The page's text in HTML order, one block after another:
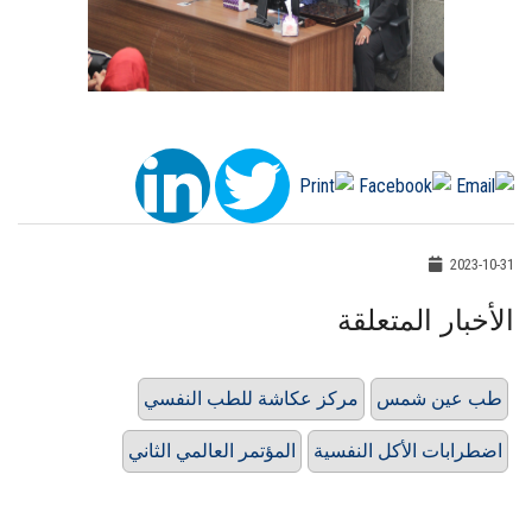
2023-10-31
الأخبار المتعلقة
مركز عكاشة للطب النفسي طب عين شمس
المؤتمر العالمي الثاني اضطرابات الأكل النفسية